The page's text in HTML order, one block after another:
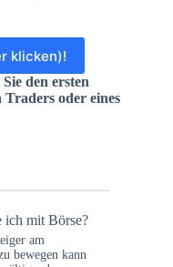
klicken)!
den ersten
oder eines
ich mit Börse?
am
bewegen kann